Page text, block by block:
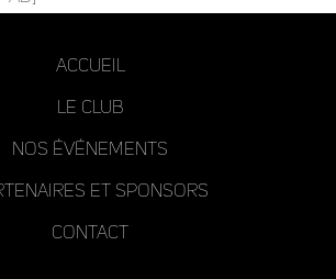
Accueil
Le club
Nos événements
et Sponsors
Contact